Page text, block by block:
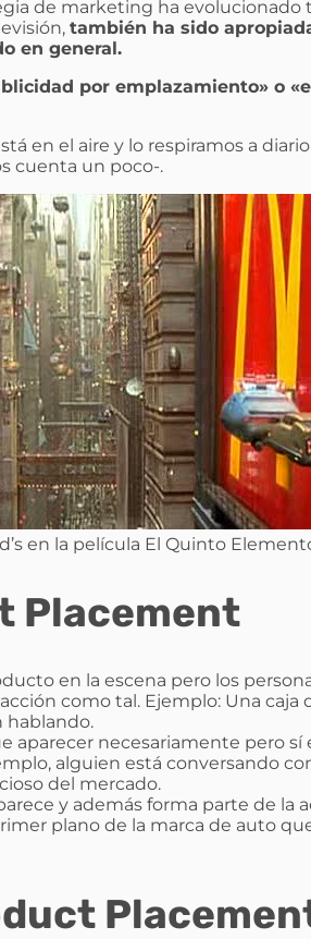
de marketing ha evolucionado
también ha sido
en general.
por emplazamiento» o
en el aire y lo respiramos a
cuenta un poco-.
en la película El Quinto
Placement
en la escena pero los
como tal. Ejemplo: Una caja
hablando.
aparecer necesariamente pero sí
alguien está conversando
del mercado.
y además forma parte de la
plano de la marca de auto